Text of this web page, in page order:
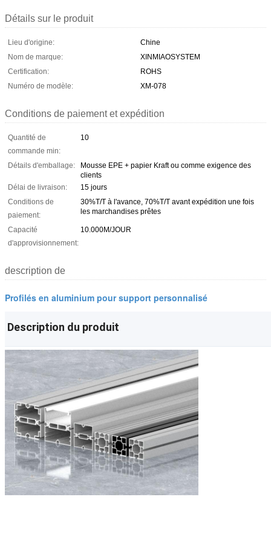
Détails sur le produit
Lieu d'origine:
Chine
Nom de marque:
XINMIAOSYSTEM
Certification:
ROHS
Numéro de modèle:
XM-078
Conditions de paiement et expédition
Quantité de
commande min:
10
Détails d'emballage:
Mousse EPE + papier Kraft ou comme exigence des
clients
Délai de livraison:
15 jours
Conditions de
paiement:
30%T/T à l'avance, 70%T/T avant expédition une fois
les marchandises prêtes
Capacité
d'approvisionnement:
10.000M/JOUR
description de
Profilés en aluminium pour support personnalisé
Description du produit